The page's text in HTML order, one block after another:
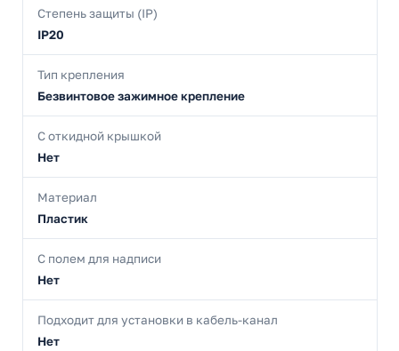
Степень защиты (IP)
IP20
Тип крепления
Безвинтовое зажимное крепление
С откидной крышкой
Нет
Материал
Пластик
С полем для надписи
Нет
Подходит для установки в кабель-канал
Нет